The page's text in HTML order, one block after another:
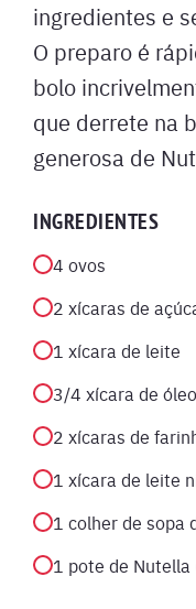
ingredientes e
O preparo é
bolo
que derrete na
generosa de
INGREDIENTES
4 ovos
2 xícaras de
1 xícara de leite
3/4 xícara de óleo
2 xícaras de
1 xícara de leite
1 colher de sopa
1 pote de